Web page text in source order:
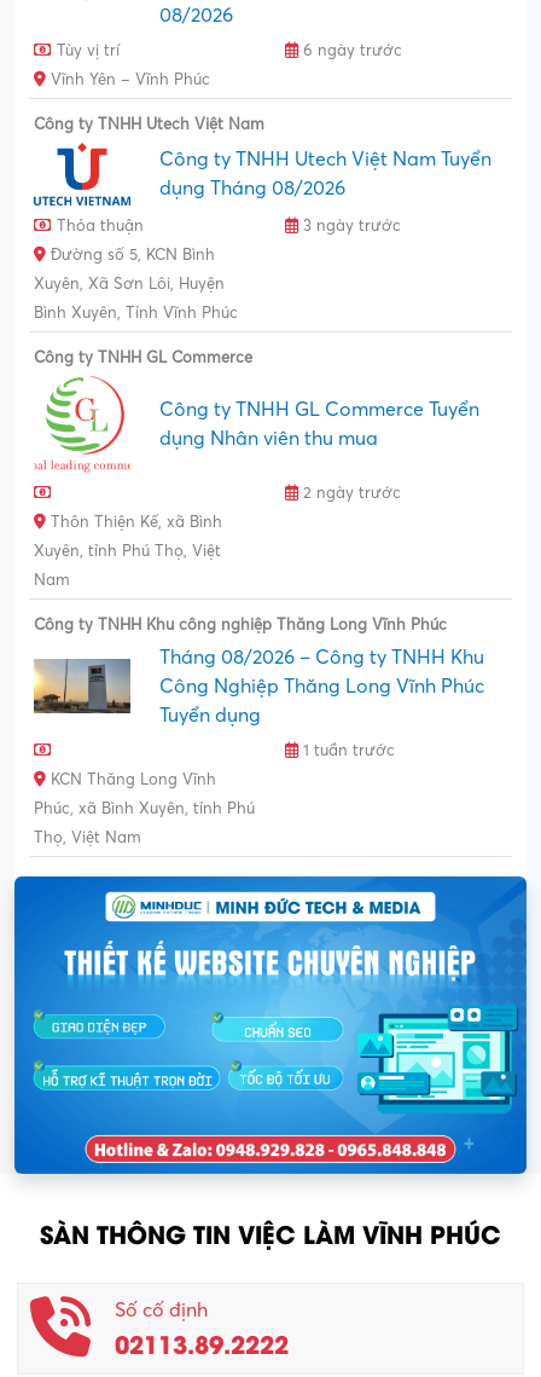
08/2026
Tùy vị trí
6 ngày trước
Vĩnh Yên – Vĩnh Phúc
Công ty TNHH Utech Việt Nam
Công ty TNHH Utech Việt Nam Tuyển
dụng Tháng 08/2026
Thỏa thuận
3 ngày trước
Đường số 5, KCN Bình
Xuyên, Xã Sơn Lôi, Huyện
Bình Xuyên, Tỉnh Vĩnh Phúc
Công ty TNHH GL Commerce
Công ty TNHH GL Commerce Tuyển
dụng Nhân viên thu mua
2 ngày trước
Thôn Thiện Kế, xã Bình
Xuyên, tỉnh Phú Thọ, Việt
Nam
Công ty TNHH Khu công nghiệp Thăng Long Vĩnh Phúc
Tháng 08/2026 – Công ty TNHH Khu
Công Nghiệp Thăng Long Vĩnh Phúc
Tuyển dụng
1 tuần trước
KCN Thăng Long Vĩnh
Phúc, xã Bình Xuyên, tỉnh Phú
Thọ, Việt Nam
SÀN THÔNG TIN VIỆC LÀM VĨNH PHÚC
Số cố định
02113.89.2222